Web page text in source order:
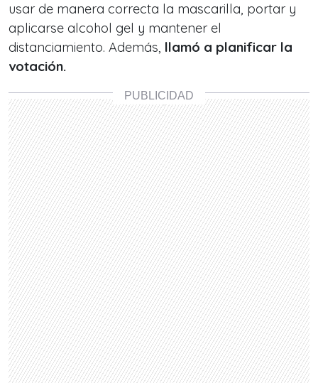
usar de manera correcta la mascarilla, portar y
aplicarse alcohol gel y mantener el
distanciamiento. Además, llamó a planificar la
votación.